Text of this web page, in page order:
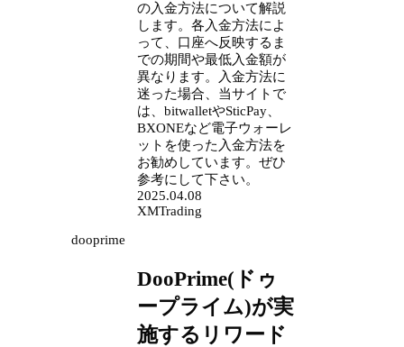
の入金方法について解説
します。各入金方法によ
って、口座へ反映するま
での期間や最低入金額が
異なります。入金方法に
迷った場合、当サイトで
は、bitwalletやSticPay、
BXONEなど電子ウォーレ
ットを使った入金方法を
お勧めしています。ぜひ
参考にして下さい。
2025.04.08
XMTrading
dooprime
DooPrime(ドゥ
ープライム)が実
施するリワード